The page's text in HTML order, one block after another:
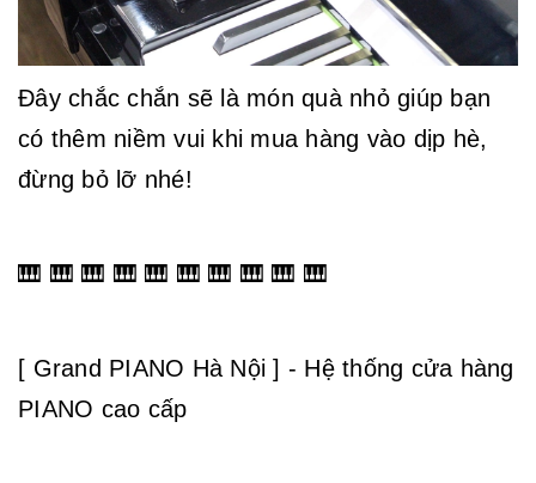
Đây chắc chắn sẽ là món quà nhỏ giúp bạn
có thêm niềm vui khi mua hàng vào dịp hè,
đừng bỏ lỡ nhé!
🎹 🎹 🎹 🎹 🎹 🎹 🎹 🎹 🎹 🎹
[ Grand PIANO Hà Nội ] - Hệ thống cửa hàng
PIANO cao cấp